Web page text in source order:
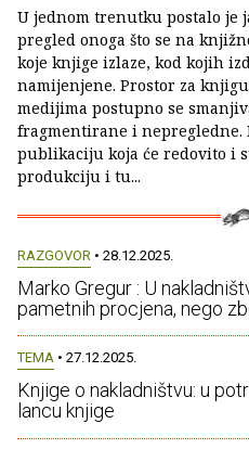
U jednom trenutku postalo je
pregled onoga što se na
koje knjige izlaze, kod kojih
namijenjene. Prostor za
medijima postupno se
fragmentirane i
publikaciju koja će redovito i
produkciju i tu...
RAZGOVOR • 28.12.2025.
Marko Gregur : U
pametnih procjena, nego
TEMA • 27.12.2025.
Knjige o nakladništvu: u
lancu knjige